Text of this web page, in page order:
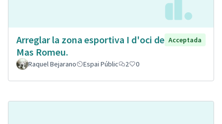
Arreglar la zona esportiva I d'oci de
Mas Romeu.
Acceptada
Raquel Bejarano Espai Públic 2 0